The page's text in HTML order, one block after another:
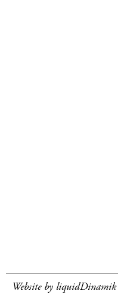
Website by liquidDinamik